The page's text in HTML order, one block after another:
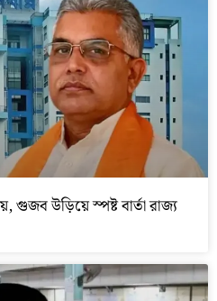
গুজব উড়িয়ে স্পষ্ট বার্তা রাজ্য